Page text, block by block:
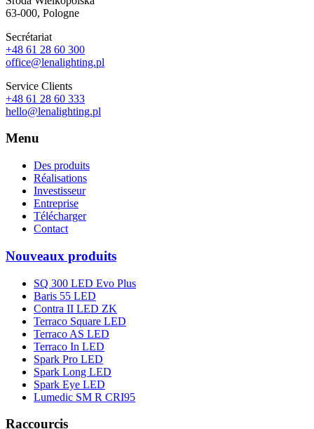
63-000, Pologne
Secrétariat
+48 61 28 60 300
office@lenalighting.pl
Service Clients
+48 61 28 60 333
hello@lenalighting.pl
Menu
Des produits
Réalisations
Investisseur
Entreprise
Télécharger
Contact
Nouveaux produits
SQ 300 LED Evo Plus
Baris 55 LED
Contra II LED ZK
Terraco Square LED
Terraco AS LED
Terraco In LED
Spark Pro LED
Spark Long LED
Spark Eye LED
Lumedic SM R CRI95
Raccourcis